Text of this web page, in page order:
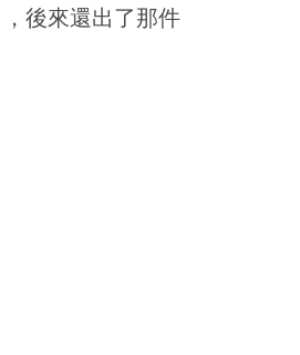
後來還出了那件